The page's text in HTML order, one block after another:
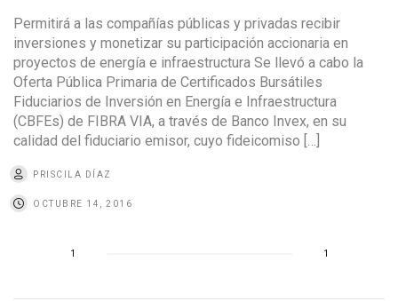
Permitirá a las compañías públicas y privadas recibir
inversiones y monetizar su participación accionaria en
proyectos de energía e infraestructura Se llevó a cabo la
Oferta Pública Primaria de Certificados Bursátiles
Fiduciarios de Inversión en Energía e Infraestructura
(CBFEs) de FIBRA VIA, a través de Banco Invex, en su
calidad del fiduciario emisor, cuyo fideicomiso […]
PRISCILA DÍAZ
OCTUBRE 14, 2016
1 1